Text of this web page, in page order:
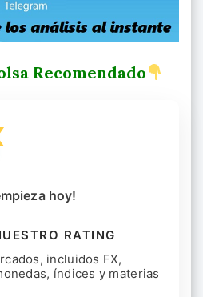
Recomendado
hoy!
RATING
incluidos FX,
índices y materias